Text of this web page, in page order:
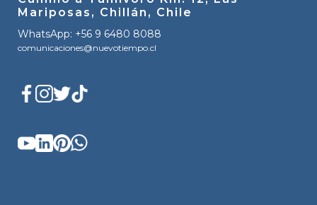
Mariposas, Chillán, Chile
WhatsApp: +56 9 6480 8088
comunicaciones@nuevotiempo.cl